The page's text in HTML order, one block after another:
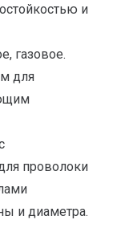
и
газовое.
для
проволоки
и диаметра.